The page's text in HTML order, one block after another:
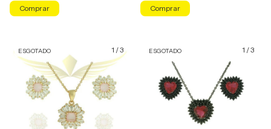
1 /3
ESGOTADO 1 /3
ESGOTADO